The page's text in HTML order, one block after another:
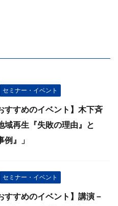
セミナー・イベント
すすめのイベント】木下斉
域再生『失敗の理由』と
例』」
セミナー・イベント
すすめのイベント】講演－